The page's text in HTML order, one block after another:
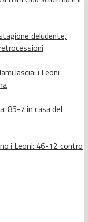
deludente,
lascia: i Leoni
85-7 in casa del
i Leoni: 46-12 contro